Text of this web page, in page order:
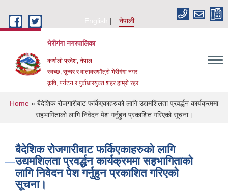
English
नेपाली
भेरीगंगा नगरपालिका
कर्णाली प्रदेश, नेपाल
स्वच्छ, सुन्दर र वातावरणमैत्री भेरीगंगा नगर
कृषि, पर्यटन र पुर्वाधारयुक्त शहर हाम्रो रहर
You are here
Home » बैदेशिक रोजगारीबाट फर्किएकाहरुको लागि उद्यमशिलता प्रवर्द्धन कार्यक्रममा
सहभागिताको लागि निवेदन पेश गर्नुहुन प्रकाशित गरिएको सूचना।
बैदेशिक रोजगारीबाट फर्किएकाहरुको लागि
उद्यमशिलता प्रवर्द्धन कार्यक्रममा सहभागिताको
लागि निवेदन पेश गर्नुहुन प्रकाशित गरिएको
सूचना।